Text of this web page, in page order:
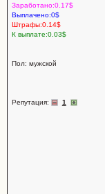
Заработано:0.17$
Выплачено:0$
Штрафы:0.14$
К выплате:0.03$
Пол: мужской
Репутация: 1